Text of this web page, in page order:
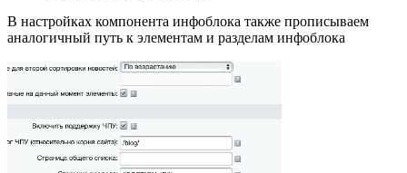
В настройках компонента инфоблока также прописываем
аналогичный путь к элементам и разделам инфоблока